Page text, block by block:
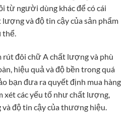
từ người dùng khác để có cái
và độ tin cậy của sản phẩm
thể.
rút đôi chữ A chất lượng và phù
hiệu quả và độ bền trong quá
bạn đưa ra quyết định mua hàng
xét các yếu tố như chất lượng,
độ tin cậy của thương hiệu.